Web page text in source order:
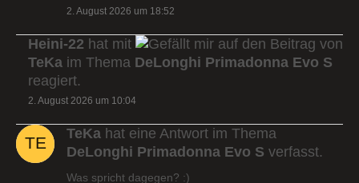
2. August 2026 um 18:52
Heini-22 hat mit
auf den Beitrag von
TeKa im Thema DeLonghi Primadonna Evo S
reagiert.
2. August 2026 um 10:04
TeKa hat eine Antwort im Thema
DeLonghi Primadonna Evo S verfasst.
Was spricht dagegen? :)